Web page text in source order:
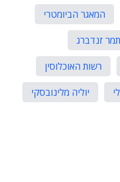
המאגר הביומטרי
תמר זנדברג
רשות האוכלוסין
יוליה מלינובסקי